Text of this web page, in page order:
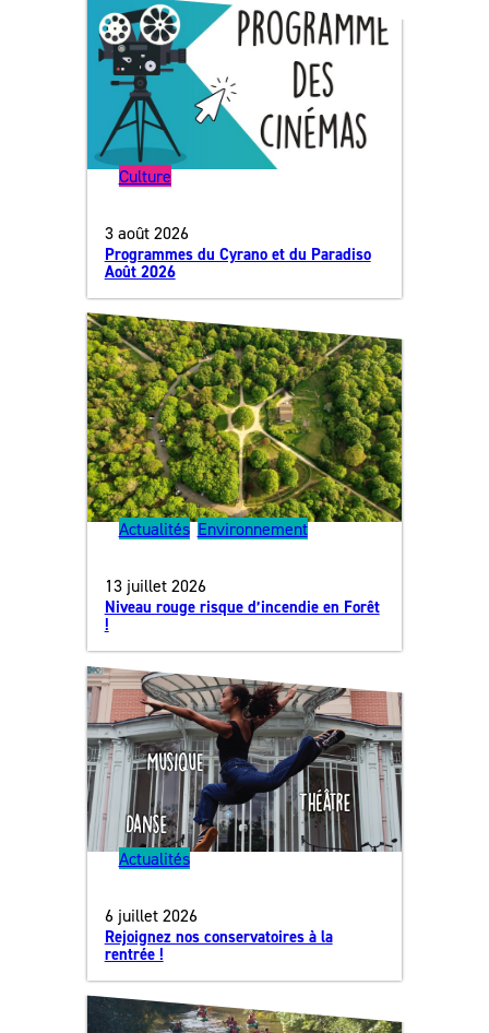
Culture
3 août 2026
Programmes du Cyrano et du Paradiso
Août 2026
Actualités, Environnement
13 juillet 2026
Niveau rouge risque d’incendie en Forêt
!
Actualités
6 juillet 2026
Rejoignez nos conservatoires à la
rentrée !